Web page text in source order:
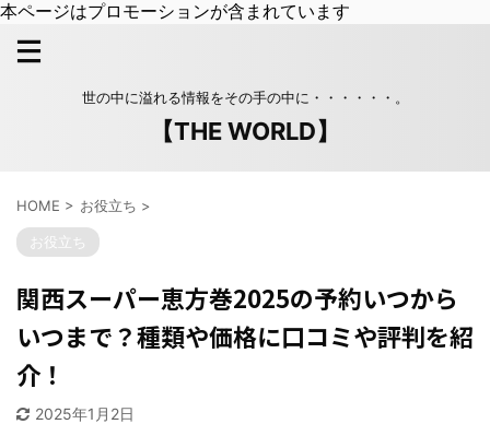
本ページはプロモーションが含まれています
世の中に溢れる情報をその手の中に・・・・・・。
【THE WORLD】
HOME > お役立ち >
お役立ち
関西スーパー恵方巻2025の予約いつから
いつまで？種類や価格に口コミや評判を紹
介！
2025年1月2日